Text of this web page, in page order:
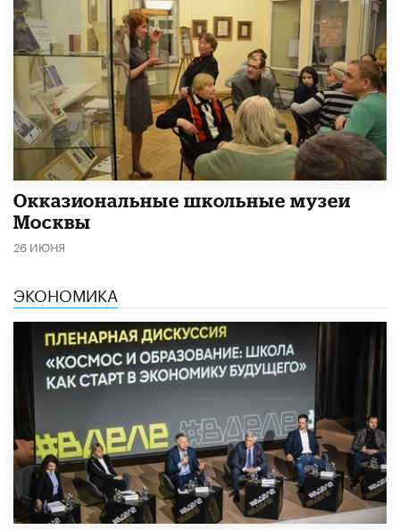
​Окказиональные школьные музеи
Москвы
26 ИЮНЯ
ЭКОНОМИКА